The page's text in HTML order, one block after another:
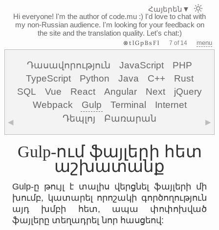
Hi everyone! I'm the author of code.mu :) I'd love to chat with
my non-Russian audience. I'm looking for your feedback on
the site and the translation quality. Let's chat:)
⊗tlGpBsFl 7 of 14 menu
Դասավորություն JavaScript
PHP
TypeScript
Python Java C++
Rust
SQL
Vue React Angular Next
jQuery
Webpack
Gulp Terminal
Internet
Դեպլոյ
Բառարան
◀ ▶
Gulp-ում ֆայլերի հետ
աշխատանք
Gulp-ը թույլ է տալիս վերցնել ֆայլերի մի
խումբ, կատարել որոշակի գործողություն
այդ խմբի հետ, ապա փոփոխված
ֆայլերը տեղադրել նոր հասցեով:
Հայերեն ▼